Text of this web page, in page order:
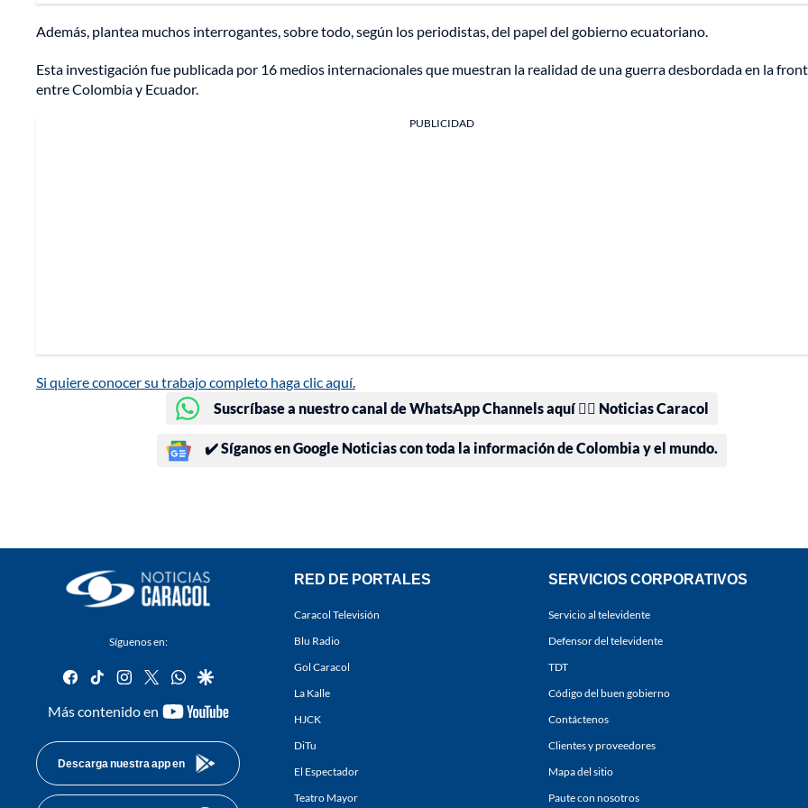
Además, plantea muchos interrogantes, sobre todo, según los periodistas, del papel del gobierno ecuatoriano.
Esta investigación fue publicada por 16 medios internacionales que muestran la realidad de una guerra desbordada en la
entre Colombia y Ecuador.
PUBLICIDAD
Si quiere conocer su trabajo completo haga clic aquí.
Suscríbase a nuestro canal de WhatsApp Channels aquí 👉🏻 Noticias Caracol
✔️ Síganos en Google Noticias con toda la información de Colombia y el mundo.
Síguenos en:
facebook
tiktok instagram
twitterwhatsapp
google
Más contenido en
youtube-
Descarga nuestra app en
RED DE PORTALES
Caracol Televisión
Blu Radio
Gol Caracol
La Kalle
HJCK
DiTu
El Espectador
Teatro Mayor
SERVICIOS CORPORATIVOS
Servicio al televidente
Defensor del televidente
TDT
Código del buen gobierno
Contáctenos
Clientes y proveedores
Mapa del sitio
Paute con nosotros